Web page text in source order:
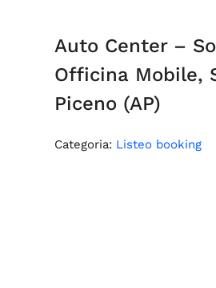
Auto Center –
Officina Mobile,
Piceno (AP)
Categoria: Listeo booking